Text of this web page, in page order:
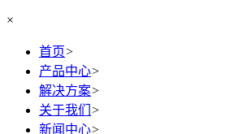
×
首页>
产品中心>
解决方案>
关于我们 >
新闻中心>